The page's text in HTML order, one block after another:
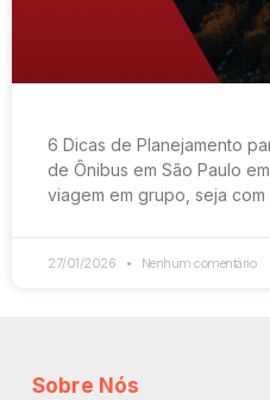
6 Dicas de Planejamento
de Ônibus em São Paulo
viagem em grupo, seja com
27/01/2026 Nenhum comentário
Sobre Nós